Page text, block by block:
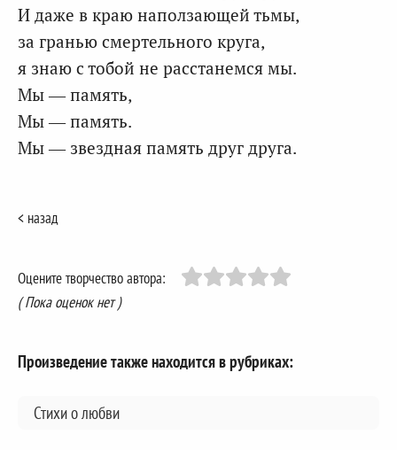
И даже в краю наползающей тьмы,
за гранью смертельного круга,
я знаю с тобой не расстанемся мы.
Мы — память,
Мы — память.
Мы — звездная память друг друга.
< назад
Оцените творчество автора:
( Пока оценок нет )
Произведение также находится в рубриках:
Стихи о любви